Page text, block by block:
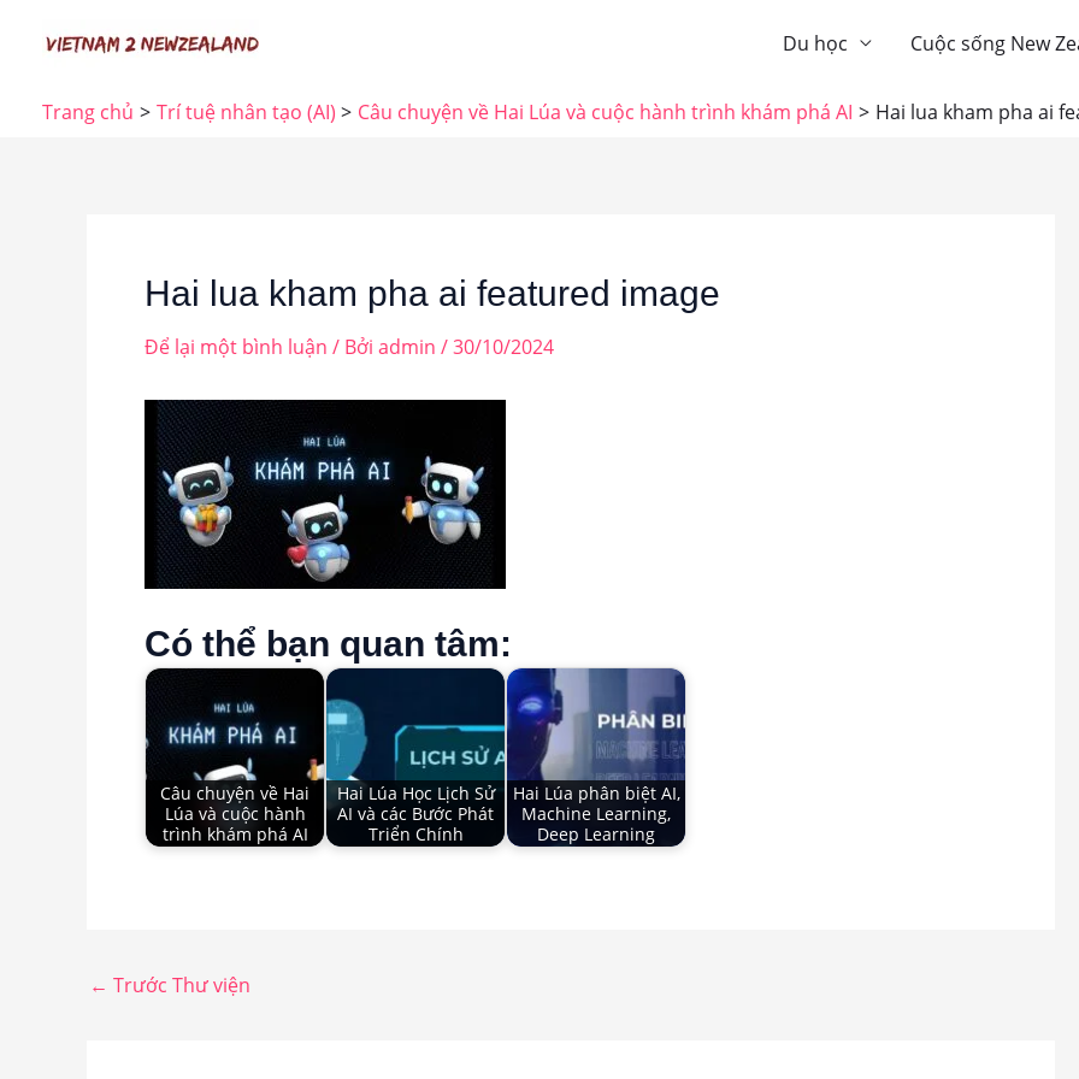
Du học Cuộc sống New
Trang chủ Trí tuệ nhân tạo (AI) Câu chuyện về Hai Lúa và cuộc hành trình khám phá AI Hai lua kham pha ai
Hai lua kham pha ai featured image
Để lại một bình luận / Bởi admin /30/10/2024
Có thể bạn quan tâm:
Câu chuyện về Hai
Lúa và cuộc hành
trình khám phá AI
Hai Lúa Học Lịch Sử
AI và các Bước Phát
Triển Chính
Hai Lúa phân biệt AI,
Machine Learning,
Deep Learning
← Trước Thư viện